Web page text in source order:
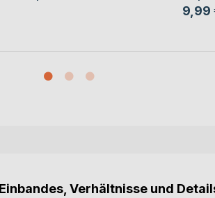
9,99
Verhältnisse und